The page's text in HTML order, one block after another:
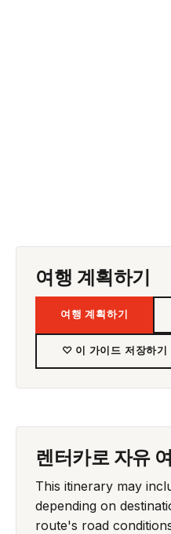
여행 계획하기
여행 계획하기
♡ 이 가이드 저장하기
렌터카로 자유
This itinerary may
depending on
route's road